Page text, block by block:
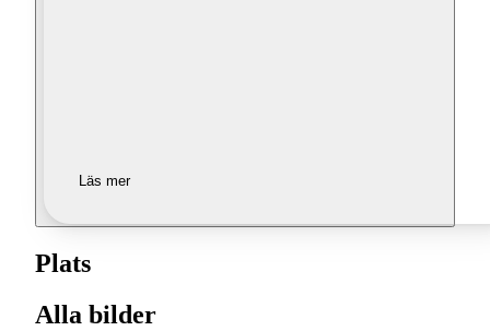
Läs mer
Plats
Alla bilder